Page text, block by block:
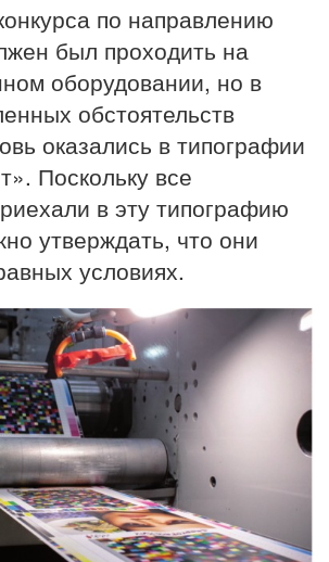
по направлению
был проходить на
оборудовании, но в
обстоятельств
оказались в типографии
Поскольку все
в эту типографию
утверждать, что они
условиях.